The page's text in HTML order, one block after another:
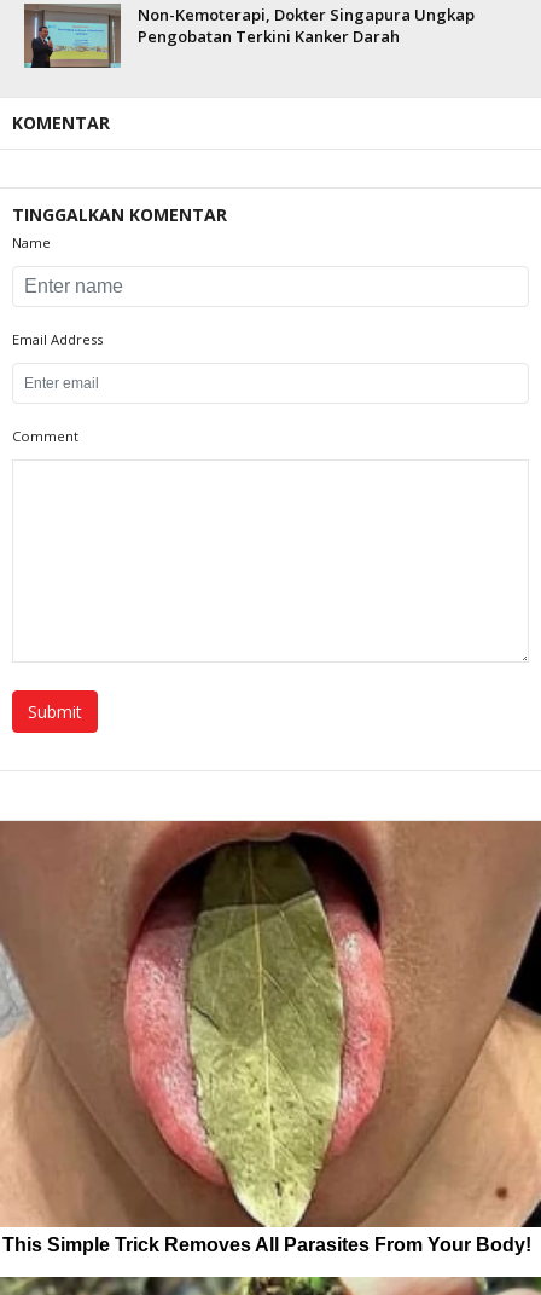
Non-Kemoterapi, Dokter Singapura Ungkap
Pengobatan Terkini Kanker Darah
KOMENTAR
TINGGALKAN KOMENTAR
Name
Email Address
Comment
This Simple Trick Removes All Parasites From Your Body!